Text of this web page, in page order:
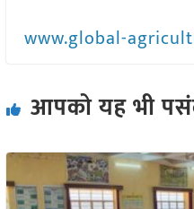
www.global-
आपको यह भी